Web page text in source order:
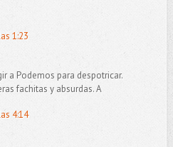
1:23
a Podemos para despotricar.
fachitas y absurdas. A
4:14